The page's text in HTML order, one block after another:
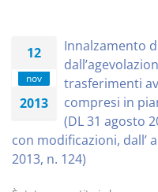
12
nov
2013
Innalzamento
trasferimenti
compresi in
(DL 31 agosto
con modificazioni, dall’
2013, n. 124)